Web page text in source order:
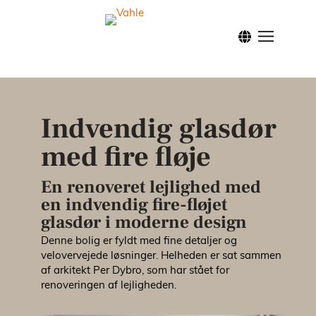
Forside
Nordic
Indvendig glasdør
med fire fløje
En renoveret lejlighed med
en indvendig fire-fløjet
glasdør i moderne design
Denne bolig er fyldt med fine detaljer og
velovervejede løsninger. Helheden er sat sammen
af arkitekt Per Dybro, som har stået for
renoveringen af lejligheden.